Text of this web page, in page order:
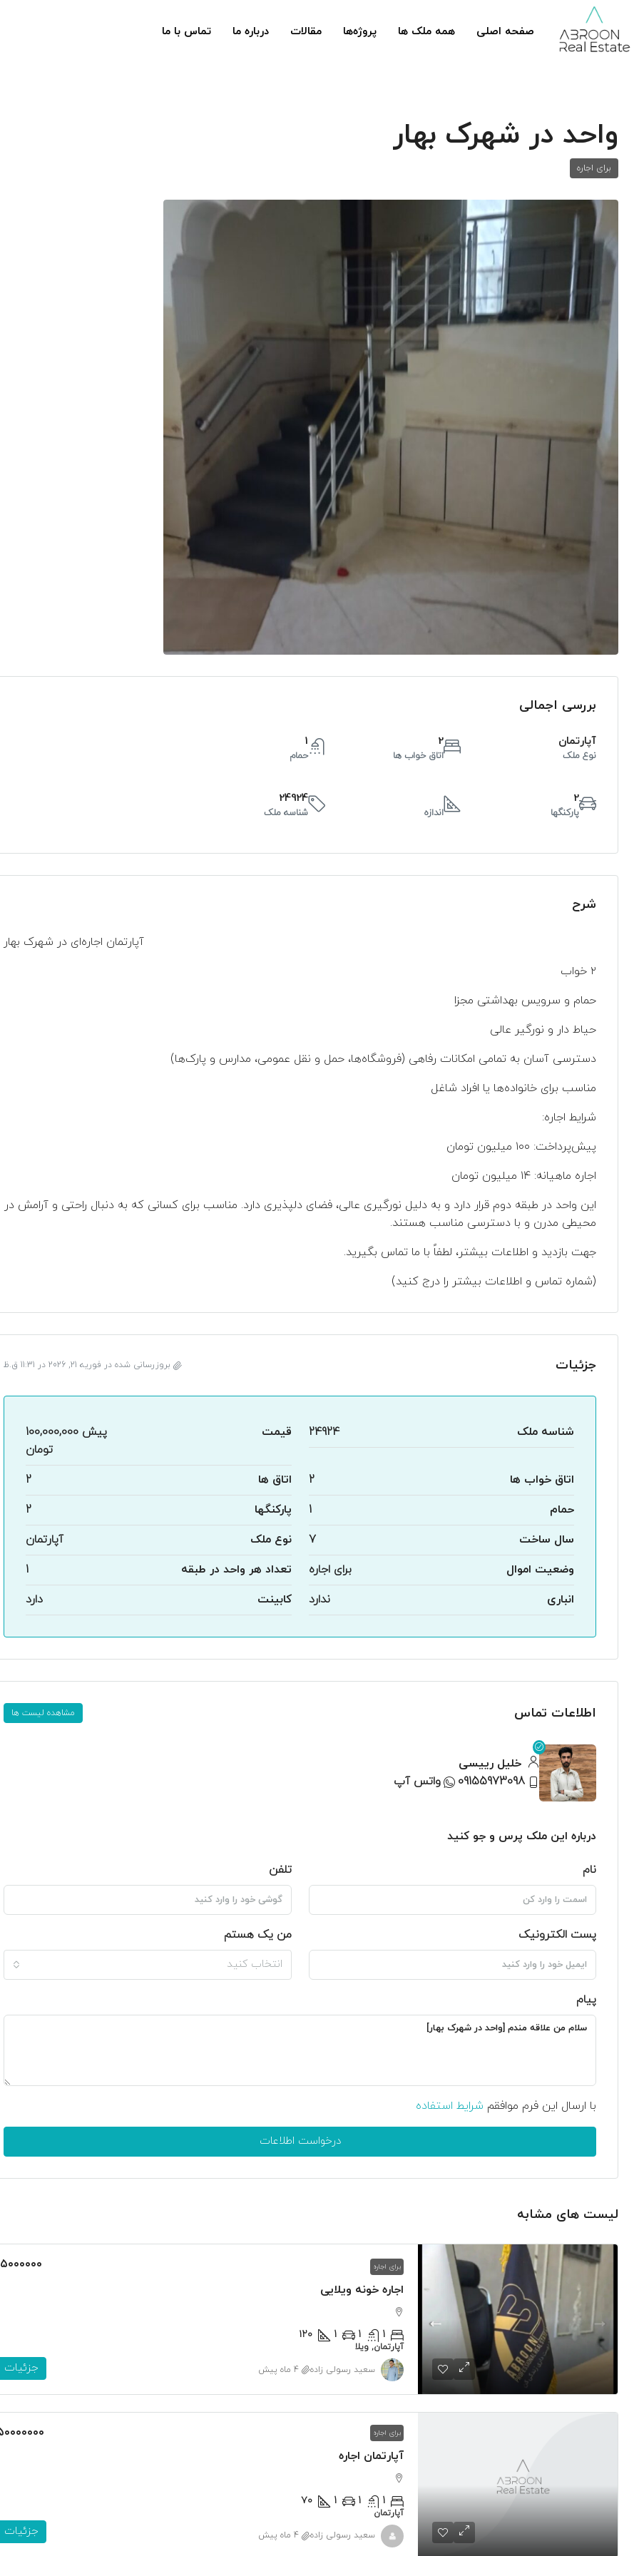
صفحه اصلی همه ملک ها پروژه‌ها مقالات درباره ما تماس با ما
واحد در شهرک بهار
برای اجاره
بررسی اجمالی
آپارتمان
نوع ملک
2
اتاق خواب ها
1
حمام
2
پارکنگها اندازه
24924
شناسه ملک
شرح
آپارتمان اجاره‌ای در شهرک بهار
۲ خواب
حمام و سرویس بهداشتی مجزا
حیاط دار و نورگیر عالی
دسترسی آسان به تمامی امکانات رفاهی (فروشگاه‌ها، حمل و نقل عمومی، مدارس و پارک‌ها)
مناسب برای خانواده‌ها یا افراد شاغل
شرایط اجاره:
پیش‌پرداخت: ۱۰۰ میلیون تومان
اجاره ماهیانه: ۱۴ میلیون تومان
این واحد در طبقه دوم قرار دارد و به دلیل نورگیری عالی، فضای دلپذیری دارد. مناسب برای کسانی که به دنبال راحتی و آرامش در
محیطی مدرن و با دسترسی مناسب هستند.
جهت بازدید و اطلاعات بیشتر، لطفاً با ما تماس بگیرید.
(شماره تماس و اطلاعات بیشتر را درج کنید)
جزئیات بروزرسانی شده در فوریه 21, 2026 در 11:31 ق.ظ
شناسه ملک 24924 قیمت پیش 100,000,000
تومان
اتاق خواب ها
2 اتاق ها
2
حمام
1 پارکنگها
2
سال ساخت
7 نوع ملک
آپارتمان
وضعیت اموال
برای اجاره تعداد هر واحد در طبقه
1
انباری
ندارد کابینت دارد
اطلاعات تماس مشاهده لیست ها
خلیل رییسی
09155973098
واتس آپ
درباره این ملک پرس و جو کنید
نام تلفن
پست الکترونیک من یک هستم
انتخاب کنید
پیام
با ارسال این فرم موافقم شرایط استفاده
درخواست اطلاعات
لیست های مشابه
برای اجاره
اجاره خونه ویلایی
1
1
1 ۱۲۰
آپارتمان, ویلا
جزئیات سعید رسولی زاده 4 ماه پیش
برای اجاره
آپارتمان اجاره
1
1
1 ۷۰
آپارتمان
جزئیات سعید رسولی زاده 4 ماه پیش
آگوست آگوست آگوست